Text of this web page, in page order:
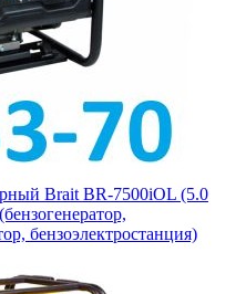
Brait BR-7500iOL (5.0
бензоэлектростанция)